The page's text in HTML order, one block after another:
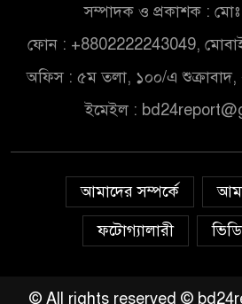
সম্পাদক ও প্রকাশক :
ফোন : +8802222243049,
অফিস : ৫ম তলা, ১০০/এ শুক্রাবাদ,
ইমেইল :
আমাদের সম্পর্কে
ফটোগ্যালারী
© All rights reserved ©